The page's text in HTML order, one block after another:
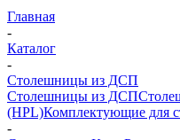
Главная
-
Каталог
-
Столешницы из ДСП
Столешницы из ДСП
(HPL)Комплектующие для
-